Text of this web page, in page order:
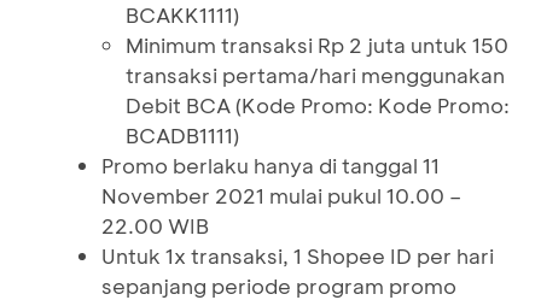
BCAKK1111)
Minimum transaksi Rp 2 juta untuk 150
transaksi pertama/hari menggunakan
Debit BCA (Kode Promo: Kode Promo:
BCADB1111)
Promo berlaku hanya di tanggal 11
November 2021 mulai pukul 10.00 –
22.00 WIB
Untuk 1x transaksi, 1 Shopee ID per hari
sepanjang periode program promo